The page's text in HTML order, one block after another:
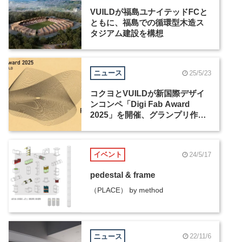
VUILDが福島ユナイテッドFCと
ともに、福島での循環型木造ス
タジアム建設を構想
ニュース 25/5/23
コクヨとVUILDが新国際デザイ
ンコンペ「Digi Fab Award
2025」を開催、グランプリ作品
イベント 24/5/17
pedestal & frame
（PLACE） by method
ニュース 22/11/6